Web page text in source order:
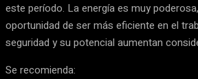
este período. La energía es muy
oportunidad de ser más eficiente en el
seguridad y su potencial aumentan
Se recomienda: